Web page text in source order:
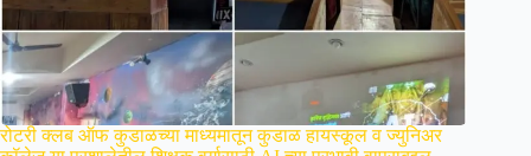
रोटरी क्लब ऑफ कुडाळच्या माध्यमातून कुडाळ हायस्कूल व ज्युनिअर